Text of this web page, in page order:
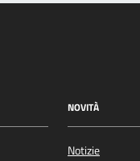
NOVITÀ
Notizie